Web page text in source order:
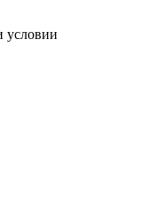
условии